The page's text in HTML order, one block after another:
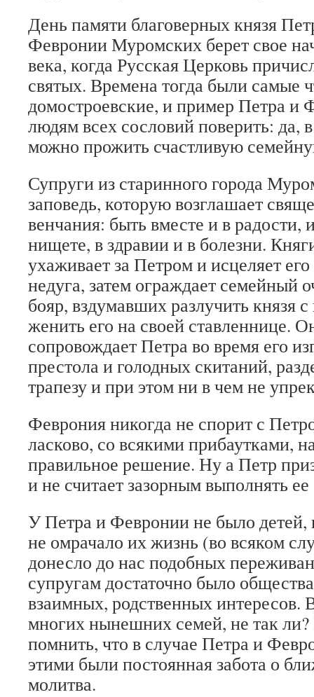
День памяти благоверных князя
Февронии Муромских берет свое
века, когда Русская Церковь
святых. Времена тогда были самые
домостроевские, и пример Петра и
людям всех сословий поверить: да,
можно прожить счастливую
Супруги из старинного города
заповедь, которую возглашает
венчания: быть вместе и в радости,
нищете, в здравии и в болезни.
ухаживает за Петром и исцеляет
недуга, затем ограждает семейный
бояр, вздумавших разлучить князя
женить его на своей ставленнице.
сопровождает Петра во время его
престола и голодных скитаний,
трапезу и при этом ни в чем не
Феврония никогда не спорит с
ласково, со всякими прибаутками,
правильное решение. Ну а Петр
и не считает зазорным выполнять
У Петра и Февронии не было детей,
не омрачало их жизнь (во всяком
донесло до нас подобных
супругам достаточно было
взаимных, родственных интересов.
многих нынешних семей, не так
помнить, что в случае Петра и
этими были постоянная забота о
молитва.